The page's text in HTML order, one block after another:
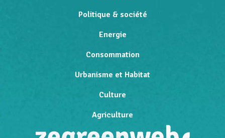
Politique & société
Energie
Consommation
Urbanisme et Habitat
Culture
Agriculture